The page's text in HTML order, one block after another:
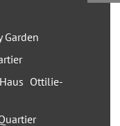
Garden
Ottilie-